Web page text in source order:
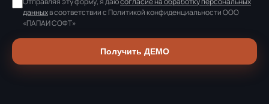
данныхв соответствии с Политикой конфиденциальности ООО
«ПАПАИ СОФТ»
Получить ДЕМО